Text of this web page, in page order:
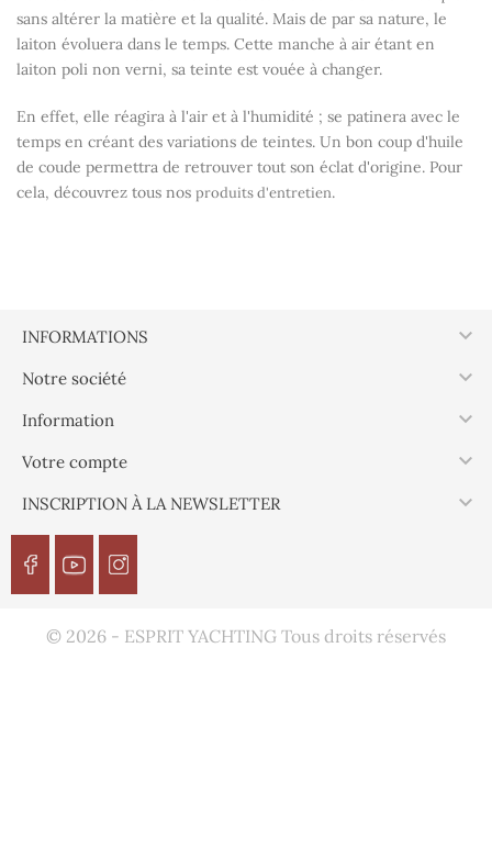
sans altérer la matière et la qualité. Mais de par sa nature, le
laiton évoluera dans le temps. Cette manche à air étant en
laiton poli non verni, sa teinte est vouée à changer.
En effet, elle réagira à l'air et à l'humidité ; se patinera avec le
temps en créant des variations de teintes. Un bon coup d'huile
de coude permettra de retrouver tout son éclat d'origine. Pour
cela, découvrez tous nos produits d'entretien.
INFORMATIONS 
Notre société 
Information 
Votre compte 
INSCRIPTION À LA NEWSLETTER 
© 2026 - ESPRIT YACHTING Tous droits réservés